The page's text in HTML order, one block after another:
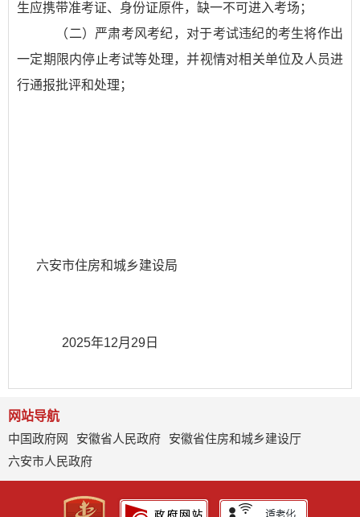
生应携带准考证、身份证原件，缺一不可进入考场；
（二）严肃考风考纪，对于考试违纪的考生将作出
一定期限内停止考试等处理，并视情对相关单位及人员进
行通报批评和处理；
六安市住房和城乡建设局
2025年12月29日
网站导航
中国政府网
安徽省人民政府
安徽省住房和城乡建设厅
六安市人民政府